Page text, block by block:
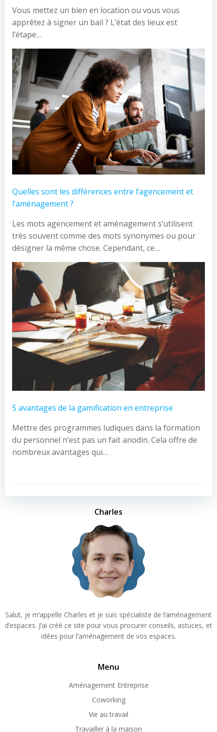
Vous mettez un bien en location ou vous vous
apprêtez à signer un bail ? L’état des lieux est
l’étape…
Quelles sont les différences entre l’agencement et
l’aménagement ?
Les mots agencement et aménagement s’utilisent
très souvent comme des mots synonymes ou pour
désigner la même chose. Cependant, ce…
5 avantages de la gamification en entreprise
Mettre des programmes ludiques dans la formation
du personnel n’est pas un fait anodin. Cela offre de
nombreux avantages qui…
Charles
Salut, je m’appelle Charles et je suis spécialiste de l’aménagement
d’espaces. J’ai créé ce site pour vous procurer conseils, astuces, et
idées pour l’aménagement de vos espaces.
Menu
Aménagement Entreprise
Coworking
Vie au travail
Travailler à la maison